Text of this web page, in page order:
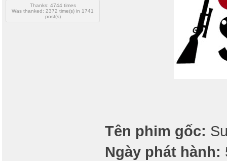
Thanks: 4744 times
Was thanked: 2372 time(s) in 1741
post(s)
Tên phim gốc:
Ngày phát hành: